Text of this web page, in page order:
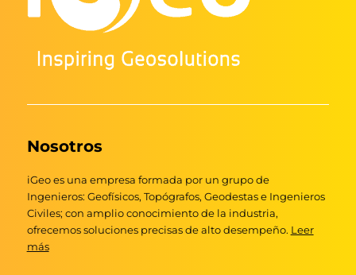
Nosotros
iGeo es una empresa formada por un grupo de
Ingenieros: Geofísicos, Topógrafos, Geodestas e Ingenieros
Civiles; con amplio conocimiento de la industria,
ofrecemos soluciones precisas de alto desempeño. Leer
más